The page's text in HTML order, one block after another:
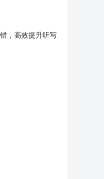
，高效提升听写